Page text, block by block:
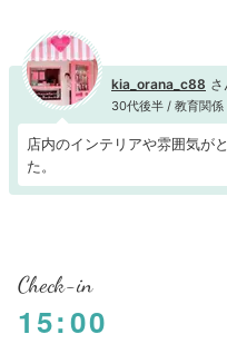
kia_orana_c88
30代後半 / 教育関係
店内のインテリアや雰囲気が
た。
Check-in
15:00